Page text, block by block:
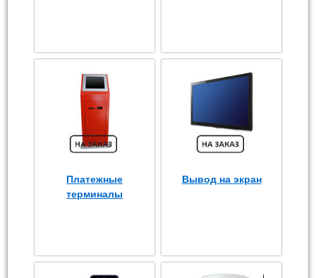
Платежные
терминалы
Вывод на экран